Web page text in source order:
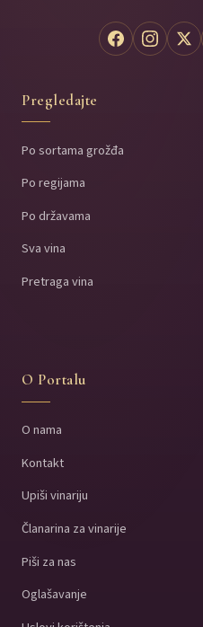
Pregledajte
Po sortama grožđa
Po regijama
Po državama
Sva vina
Pretraga vina
O Portalu
O nama
Kontakt
Upiši vinariju
Članarina za vinarije
Piši za nas
Oglašavanje